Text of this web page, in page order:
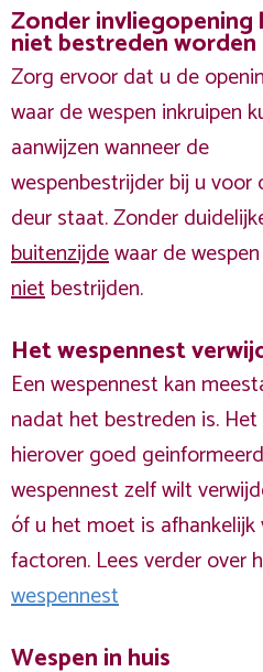
Zonder invliegopening
niet bestreden worden
Zorg ervoor dat u de
waar de wespen inkruipen
aanwijzen wanneer de
wespenbestrijder bij u voor
deur staat. Zonder
buitenzijdewaar de
nietbestrijden.
Het wespennest
Een wespennest kan
nadat het bestreden is.
hierover goed
wespennest zelf wilt
óf u het moet is afhankelijk
factoren. Lees verder over
wespennest
Wespen in huis